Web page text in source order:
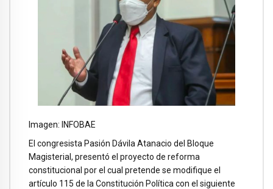
Imagen: INFOBAE
El congresista Pasión Dávila Atanacio del Bloque
Magisterial, presentó el proyecto de reforma
constitucional por el cual pretende se modifique el
artículo 115 de la Constitución Política con el siguiente